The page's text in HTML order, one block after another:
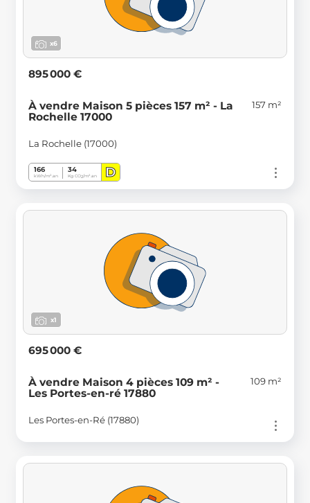
x6
895 000 €
À vendre Maison 5 pièces 157 m² - La
Rochelle 17000
157 m²
La Rochelle (17000)
166
kWh/m².an
34
Kg CO2/m².an D
x1
695 000 €
À vendre Maison 4 pièces 109 m² -
Les Portes-en-ré 17880
109 m²
Les Portes-en-Ré (17880)